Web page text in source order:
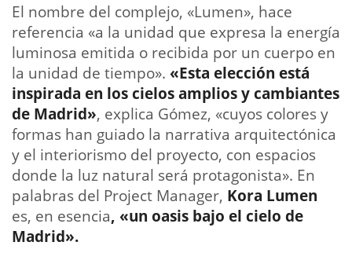
El nombre del complejo, «Lumen», hace
referencia «a la unidad que expresa la energía
luminosa emitida o recibida por un cuerpo en
la unidad de tiempo». «Esta elección está
inspirada en los cielos amplios y cambiantes
de Madrid», explica Gómez, «cuyos colores y
formas han guiado la narrativa arquitectónica
y el interiorismo del proyecto, con espacios
donde la luz natural será protagonista». En
palabras del Project Manager, Kora Lumen
es, en esencia, «un oasis bajo el cielo de
Madrid».